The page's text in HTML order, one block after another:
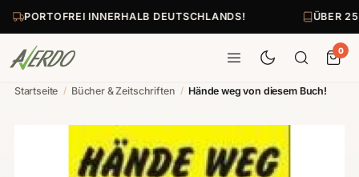
PORTOFREI INNERHALB DEUTSCHLANDS! ÜBER
0
Startseite / Bücher & Zeitschriften / Hände weg von diesem Buch!